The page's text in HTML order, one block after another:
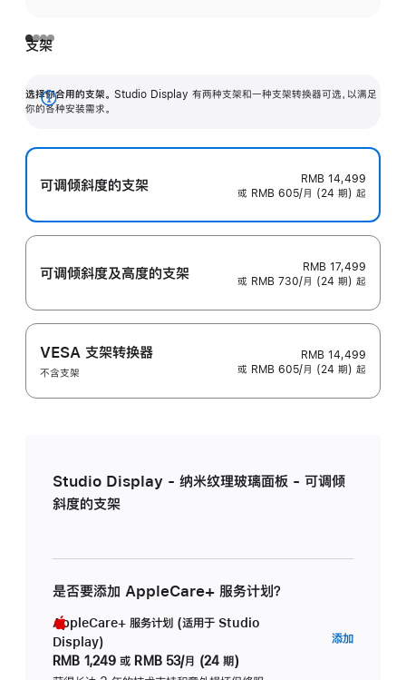
支架
选择你合用的支架。 Studio Display 有两种支架和一种支架转换器可选，以满足
你的各种安装需求。
展
可调倾斜度的支架
RMB 14,499
或 RMB 605/月 (24 期) 起
可调倾斜度及高‍度的支‍架
RMB 17,499
或 RMB 730/月 (24 期) 起
VESA 支架转换器
不含支架
RMB 14,499
或 RMB 605/月 (24 期) 起
Studio Display - 纳米纹理玻璃面板 - 可调倾
斜度的支架
是否要添加 AppleCare+ 服务计划？
AppleCare+ 服务计划 (适用于 Studio
Display)
RMB 1,249 或 RMB 53/月 (24 期)
添加